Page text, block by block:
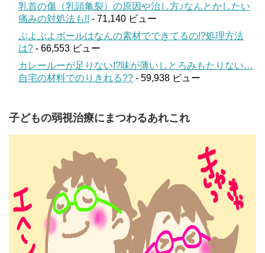
乳首の傷（乳頭亀裂）の原因や治し方♪なんとかしたい
痛みの対処法も!! - 71,140 ビュー
ぷよぷよボールはなんの素材でできてるの!?処理方法
は? - 66,553 ビュー
カレールーが足りない!?味が薄いしとろみもたりない…
自宅の材料でのりきれる?? - 59,938 ビュー
子どもの弱視治療にまつわるあれこれ